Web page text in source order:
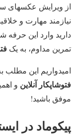
از ویرایش عکسهای
نیازمند مهارت و
دارید وارد این حرفه
تمرین مداوم، به یک
امیدواریم این مطلب
فتوشاپکار آنلاین و
موفق باشید!
پیکوماد در